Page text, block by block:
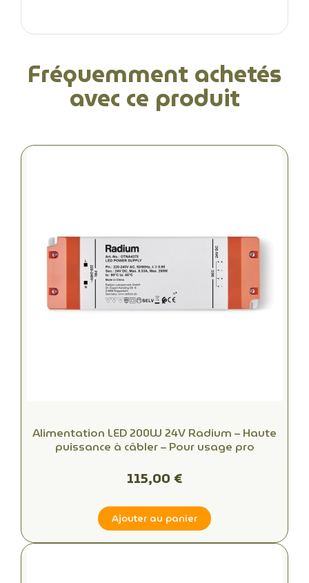
Fréquemment achetés
avec ce produit
Alimentation LED 200W 24V Radium – Haute
puissance à câbler – Pour usage pro
115,00 €
Ajouter au panier